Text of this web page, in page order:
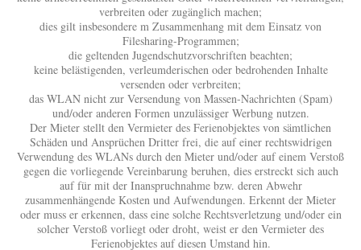
verbreiten oder zugänglich machen;
dies gilt insbesondere m Zusammenhang mit dem Einsatz von
Filesharing-Programmen;
die geltenden Jugendschutzvorschriften beachten;
keine belästigenden, verleumderischen oder bedrohenden Inhalte
versenden oder verbreiten;
das WLAN nicht zur Versendung von Massen-Nachrichten (Spam)
und/oder anderen Formen unzulässiger Werbung nutzen.
Der Mieter stellt den Vermieter des Ferienobjektes von sämtlichen
Schäden und Ansprüchen Dritter frei, die auf einer rechtswidrigen
Verwendung des WLANs durch den Mieter und/oder auf einem Verstoß
gegen die vorliegende Vereinbarung beruhen, dies erstreckt sich auch
auf für mit der Inanspruchnahme bzw. deren Abwehr
zusammenhängende Kosten und Aufwendungen. Erkennt der Mieter
oder muss er erkennen, dass eine solche Rechtsverletzung und/oder ein
solcher Verstoß vorliegt oder droht, weist er den Vermieter des
Ferienobjektes auf diesen Umstand hin.